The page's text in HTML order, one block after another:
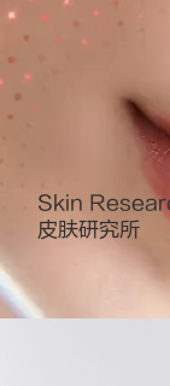
Skin
皮肤研究所